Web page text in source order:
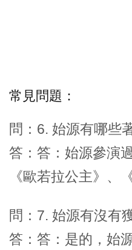
常見問題：
問：6. 始源有哪些
答：答：始源參演
《歐若拉公主》、
問：7. 始源有沒有
答：答：是的，始